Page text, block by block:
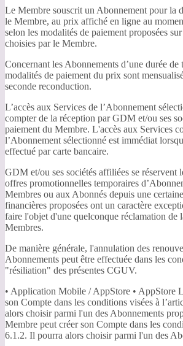
Le Membre souscrit un Abonnement pour la
le Membre, au prix affiché en ligne au
selon les modalités de paiement proposées
choisies par le Membre.
Concernant les Abonnements d’une durée
modalités de paiement du prix sont
seconde reconduction.
L’accès aux Services de l’Abonnement
compter de la réception par GDM et/ou ses
paiement du Membre. L'accès aux Services
l’Abonnement sélectionné est immédiat
effectué par carte bancaire.
GDM et/ou ses sociétés affiliées se réservent
offres promotionnelles temporaires
Membres ou aux Abonnés depuis une
financières proposées ont un caractère
faire l'objet d'une quelconque réclamation de
Membres.
De manière générale, l'annulation des
Abonnements peut être effectuée dans les
"résiliation" des présentes CGUV.
• Application Mobile / AppStore • AppStore
son Compte dans les conditions visées à
alors choisir parmi l'un des Abonnements
Membre peut créer son Compte dans les
6.1.2. Il pourra alors choisir parmi l'un des